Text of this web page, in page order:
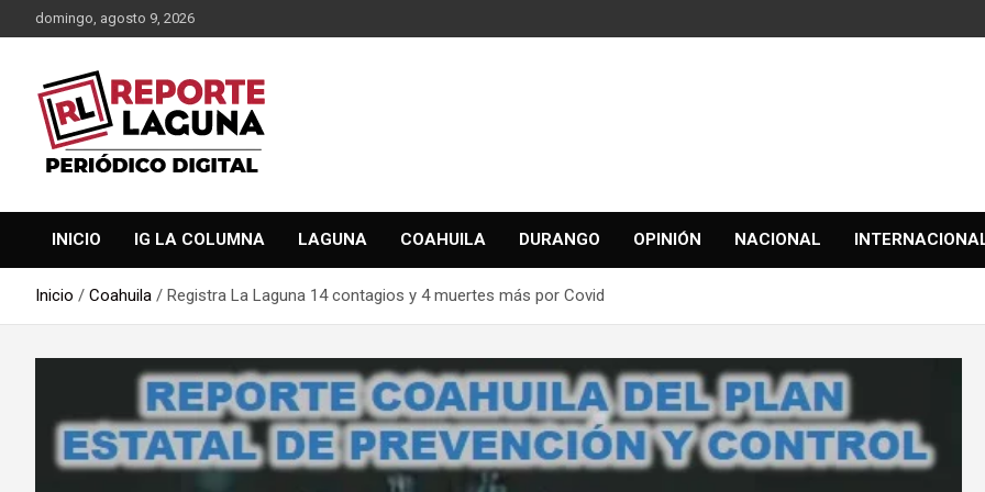
al
domingo, agosto 9, 2026
Reporte Laguna
INICIO IG LA COLUMNA LAGUNA COAHUILA DURANGO OPINIÓN NACIONAL
Inicio Coahuila Registra La Laguna 14 contagios y 4 muertes más por Covid